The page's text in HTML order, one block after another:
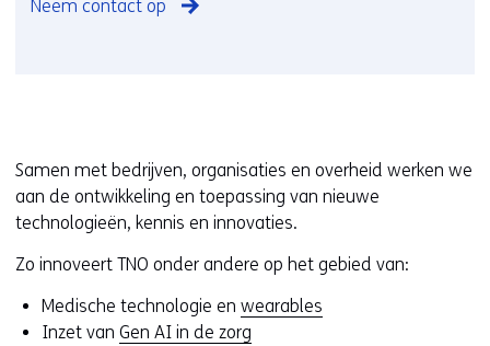
e
t
T
N
o
Neem contact op
Samen met bedrijven, organisaties en overheid werken we
aan de ontwikkeling en toepassing van nieuwe
technologieën, kennis en innovaties.
Zo innoveert TNO onder andere op het gebied van:
Medische technologie en wearables
Inzet van Gen AI in de zorg